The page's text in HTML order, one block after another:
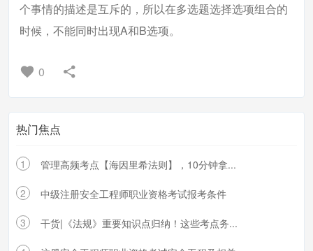
个事情的描述是互斥的，所以在多选题选择选项组合的
时候，不能同时出现A和B选项。
0
热门焦点
1 管理高频考点【海因里希法则】，10分钟拿...
2 中级注册安全工程师职业资格考试报考条件
3 干货|《法规》重要知识点归纳！这些考点务...